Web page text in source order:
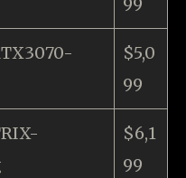
$5,0
99
$6,1
99